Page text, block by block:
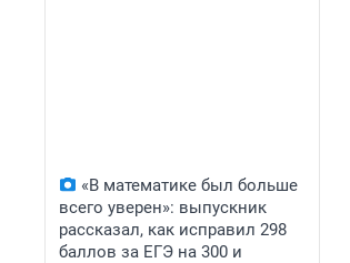
«В математике был больше
всего уверен»: выпускник
рассказал, как исправил 298
баллов за ЕГЭ на 300 и